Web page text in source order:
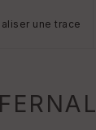
une trace